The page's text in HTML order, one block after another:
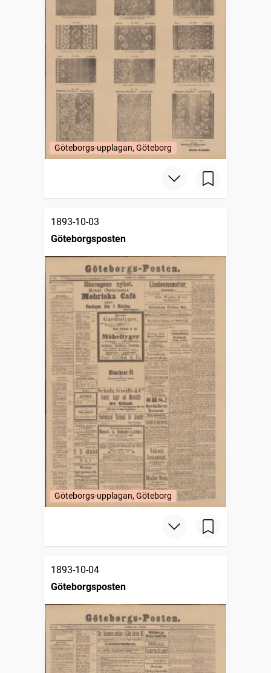
Göteborgs-upplagan, Göteborg
1893-10-03
Göteborgsposten
Göteborgs-upplagan, Göteborg
1893-10-04
Göteborgsposten